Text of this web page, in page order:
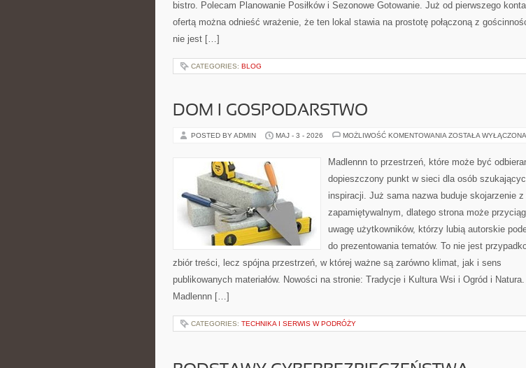
bistro. Polecam Planowanie Posiłków i Sezonowe Gotowanie. Już od pierwszego
ofertą można odnieść wrażenie, że ten lokal stawia na prostotę połączoną z
nie jest […]
CATEGORIES: BLOG
DOM I GOSPODARSTWO
POSTED BY ADMIN MAJ - 3 - 2026 MOŻLIWOŚĆ KOMENTOWANIA DOM
ZOSTAŁA WYŁĄCZONA
Madlennn to przestrzeń, które może być
dopieszczony punkt w sieci dla osób
inspiracji. Już sama nazwa buduje skojarzenie
zapamiętywalnym, dlatego strona może
uwagę użytkowników, którzy lubią autorskie
do prezentowania tematów. To nie jest
zbiór treści, lecz spójna przestrzeń, w której ważne są zarówno klimat, jak i sens
publikowanych materiałów. Nowości na stronie: Tradycje i Kultura Wsi i Ogród i
Madlennn […]
CATEGORIES: TECHNIKA I SERWIS W PODRÓŻY